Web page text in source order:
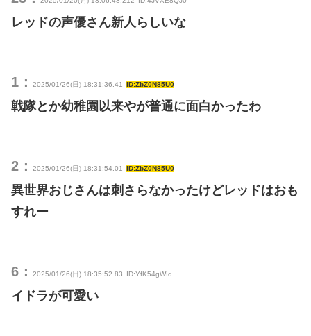
レッドの声優さん新人らしいな
1： 2025/01/26(日) 18:31:36.41 ID:ZbZ0N85U0
戦隊とか幼稚園以来やが普通に面白かったわ
2： 2025/01/26(日) 18:31:54.01 ID:ZbZ0N85U0
異世界おじさんは刺さらなかったけどレッドはおも
すれー
6： 2025/01/26(日) 18:35:52.83 ID:YfK54gWId
イドラが可愛い